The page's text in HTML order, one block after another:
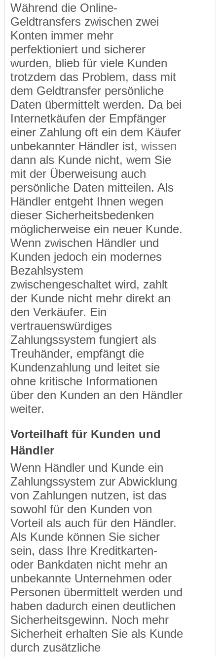
Während die Online-
Geldtransfers zwischen zwei
Konten immer mehr
perfektioniert und sicherer
wurden, blieb für viele Kunden
trotzdem das Problem, dass mit
dem Geldtransfer persönliche
Daten übermittelt werden. Da bei
Internetkäufen der Empfänger
einer Zahlung oft ein dem Käufer
unbekannter Händler ist, wissen
dann als Kunde nicht, wem Sie
mit der Überweisung auch
persönliche Daten mitteilen. Als
Händler entgeht Ihnen wegen
dieser Sicherheitsbedenken
möglicherweise ein neuer Kunde.
Wenn zwischen Händler und
Kunden jedoch ein modernes
Bezahlsystem
zwischengeschaltet wird, zahlt
der Kunde nicht mehr direkt an
den Verkäufer. Ein
vertrauenswürdiges
Zahlungssystem fungiert als
Treuhänder, empfängt die
Kundenzahlung und leitet sie
ohne kritische Informationen
über den Kunden an den Händler
weiter.
Vorteilhaft für Kunden und
Händler
Wenn Händler und Kunde ein
Zahlungssystem zur Abwicklung
von Zahlungen nutzen, ist das
sowohl für den Kunden von
Vorteil als auch für den Händler.
Als Kunde können Sie sicher
sein, dass Ihre Kreditkarten-
oder Bankdaten nicht mehr an
unbekannte Unternehmen oder
Personen übermittelt werden und
haben dadurch einen deutlichen
Sicherheitsgewinn. Noch mehr
Sicherheit erhalten Sie als Kunde
durch zusätzliche